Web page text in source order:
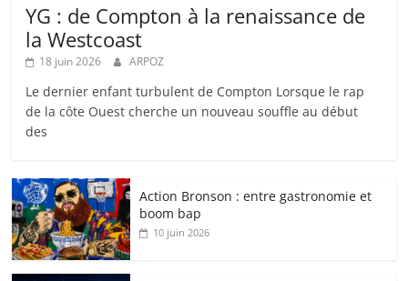
YG : de Compton à la renaissance de
la Westcoast
18 juin 2026 ARPOZ
Le dernier enfant turbulent de Compton Lorsque le rap
de la côte Ouest cherche un nouveau souffle au début
des
Action Bronson : entre gastronomie et
boom bap
10 juin 2026